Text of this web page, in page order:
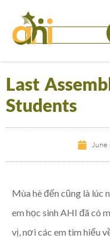
Last
Students
Mùa hè đến cũng là lúc
em học sinh AHI đã có
vị, nơi các em tìm hiểu